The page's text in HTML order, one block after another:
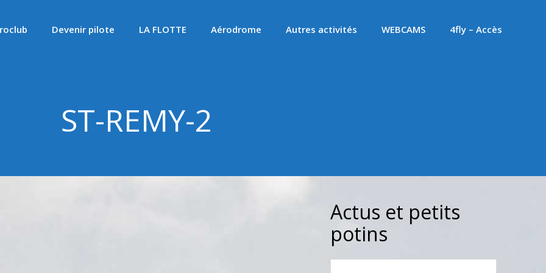
Devenir pilote LA FLOTTE Aérodrome Autres activités WEBCAMS 4fly – Accès
ST-REMY-2
Actus et petits
potins